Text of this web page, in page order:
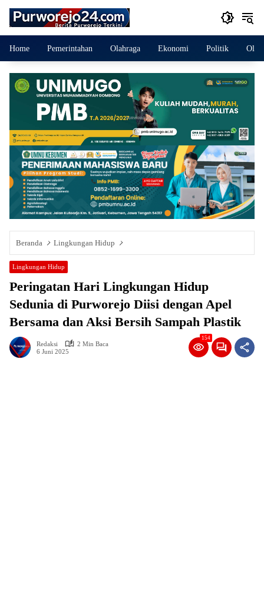
Home Pemerintahan Olahraga Ekonomi Politik Olah
Beranda Lingkungan Hidup
Lingkungan Hidup
Peringatan Hari Lingkungan Hidup
Sedunia di Purworejo Diisi dengan Apel
Bersama dan Aksi Bersih Sampah Plastik
Redaksi
2 Min Baca
6 Juni 2025
154